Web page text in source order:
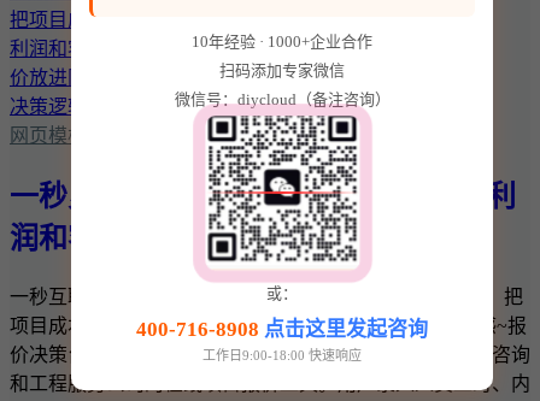
网页模板
一秒灵感~报价决策台：把项目成本、利
润和客户报价放进同一套决策逻辑
一秒互联 · 一秒灵感实用商业工具 一秒灵感~报价决策台：把
项目成本、利润和客户报价放进同一套决策逻辑 一秒灵感~报
价决策台是一款面向网站建设、软件开发、设计、广告、咨询
和工程服务公司的在线项目报价工具。用户录入人员工时、内
10年经验 · 1000+企业合作
扫码添加专家微信
微信号：diycloud（备注咨询）
或：
400-716-8908 点击这里发起咨询
工作日9:00-18:00 快速响应